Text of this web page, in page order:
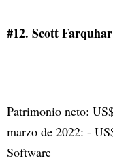
#12. Scott Farquhar
Patrimonio neto:
marzo de 2022: -
Software